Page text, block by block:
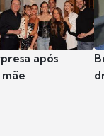
após